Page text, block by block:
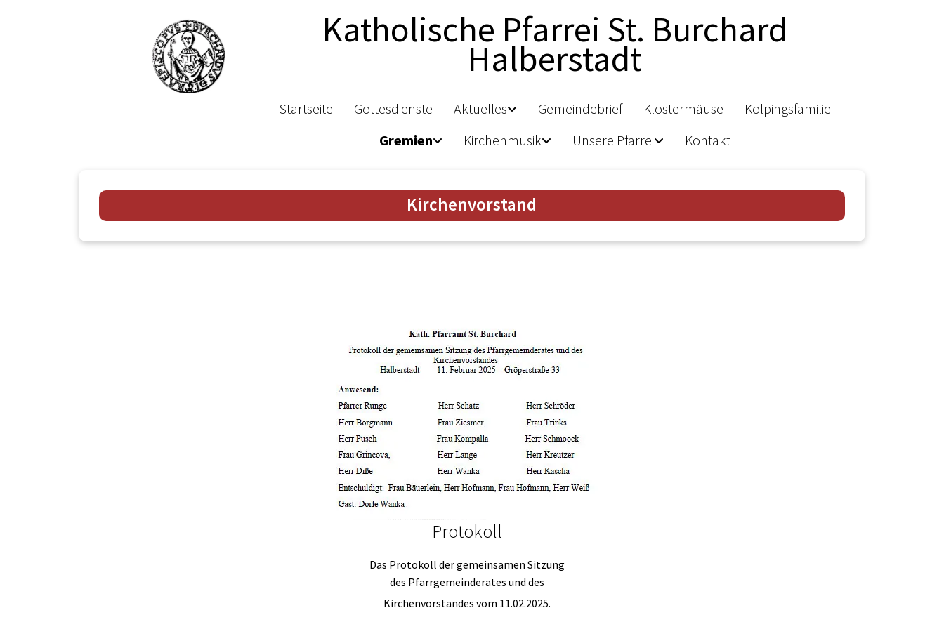
Katholische Pfarrei St. Burchard
Halberstadt
Startseite Gottesdienste Aktuelles Gemeindebrief Klostermäuse
Kolpingsfamilie
Gremien
Kirchenmusik Unsere Pfarrei Kontakt
Kirchenvorstand
Protokoll
Das Protokoll der gemeinsamen Sitzung
des Pfarrgemeinderates und des
Kirchenvorstandes vom 11.02.2025.